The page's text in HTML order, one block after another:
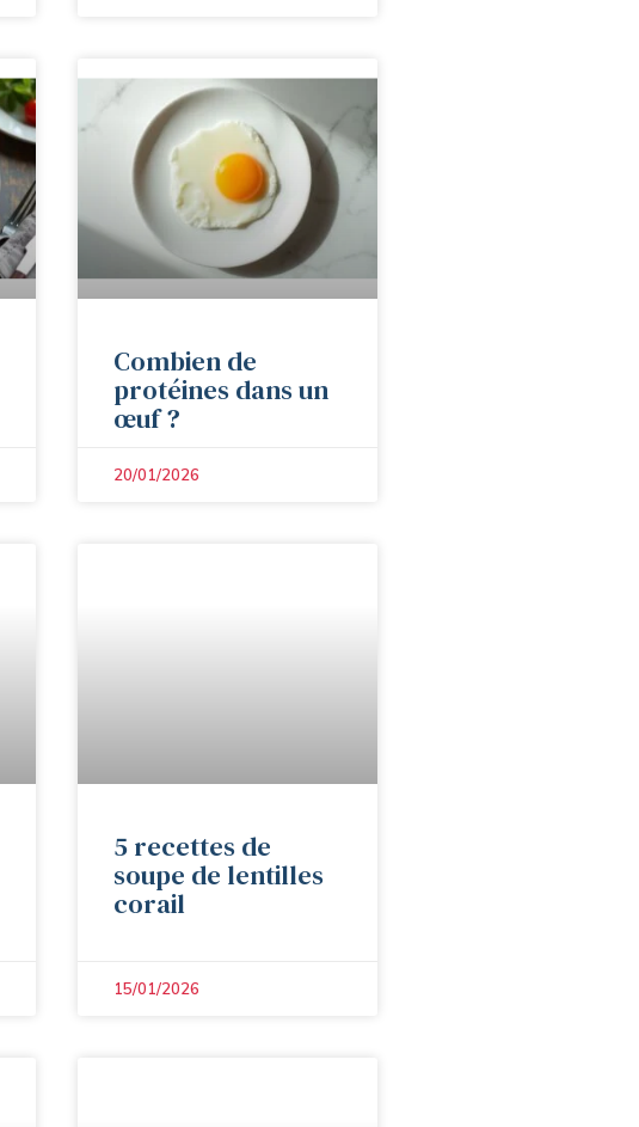
Combien de
protéines dans un
œuf ?
20/01/2026
5 recettes de
soupe de lentilles
corail
15/01/2026